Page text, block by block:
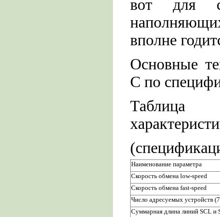
вот для
вполне
Основные
С по
Таблица
Наименование параметра
Скорость обмена low-speed
Скорость обмена fast-speed
Число адресуемых устройств
Суммарная длина линий SCL и